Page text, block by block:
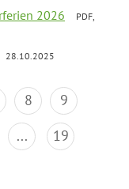
2026
PDF,
28.10.2025
8
9
... 19